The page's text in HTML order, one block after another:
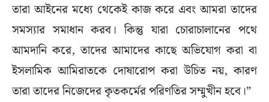
তারা আইনের মধ্যে থেকেই কাজ করে এবং আমরা তাদের
সমস্যার সমাধান করব। কিন্তু যারা চোরাচালানের পথে
আমদানি করে, তাদের আমাদের কাছে অভিযোগ করা বা
ইসলামিক আমিরাতকে দোষারোপ করা উচিত নয়, কারণ
তারা তাদের নিজেদের কৃতকর্মের পরিণতির সম্মুখীন হবে।”